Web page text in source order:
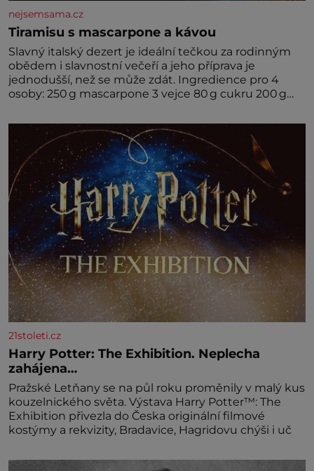
nejsemsama.cz
Tiramisu s mascarpone a kávou
Slavný italský dezert je ideální tečkou za rodinným
obědem i slavnostní večeří a jeho příprava je
jednodušší, než se může zdát. Ingredience pro 4
osoby: 250 g mascarpone 3 vejce 80 g cukru 200 g
amaretta kakao na posypání Postup: Oddělte
žloutky od bílků. Žloutky vyšlehejte s cukrem do
světlé pěny a postupně do nich vmíchejte
mascarpone, aby vznikl hladký
21stoleti.cz
Harry Potter: The Exhibition. Neplecha
zahájena…
Pražské Letňany se na půl roku proměnily v malý kus
kouzelnického světa. Výstava Harry Potter™: The
Exhibition přivezla do Česka originální filmové
kostýmy a rekvizity, Bradavice, Hagridovu chýši i uč